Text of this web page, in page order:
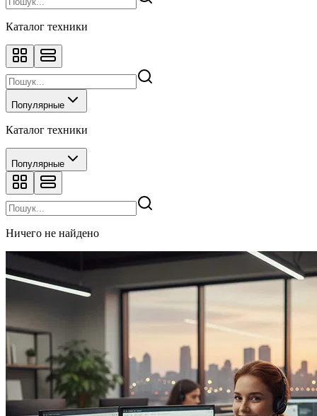
Каталог техники
Популярные
Каталог техники
Популярные
Ничего не найдено